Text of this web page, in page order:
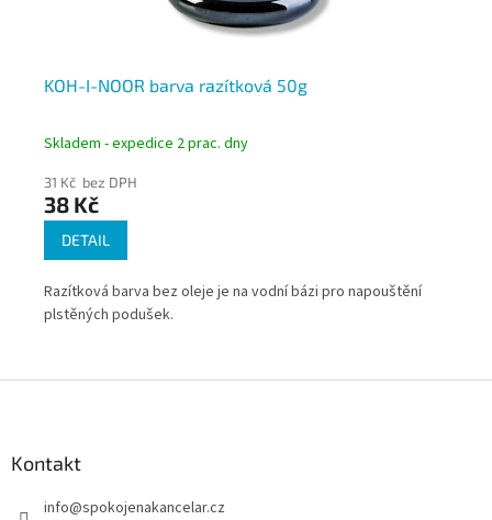
KOH-I-NOOR barva razítková 50g
Skladem - expedice 2 prac. dny
31 Kč bez DPH
38 Kč
DETAIL
Razítková barva bez oleje je na vodní bázi pro napouštění
plstěných podušek.
Kontakt
info@spokojenakancelar.cz